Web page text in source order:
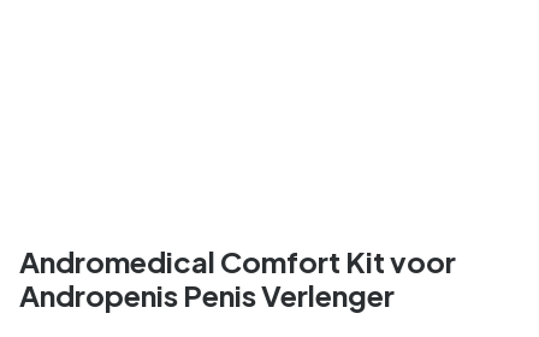
Andromedical Comfort Kit voor
Andropenis Penis Verlenger